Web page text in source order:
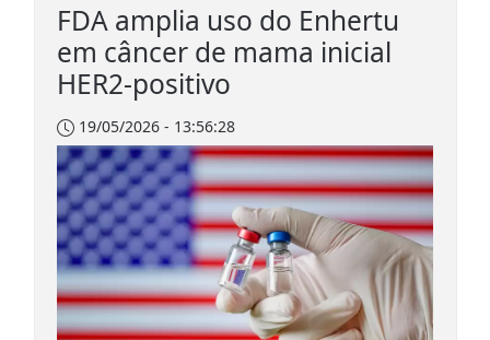
FDA amplia uso do Enhertu
em câncer de mama inicial
HER2-positivo
19/05/2026 - 13:56:28